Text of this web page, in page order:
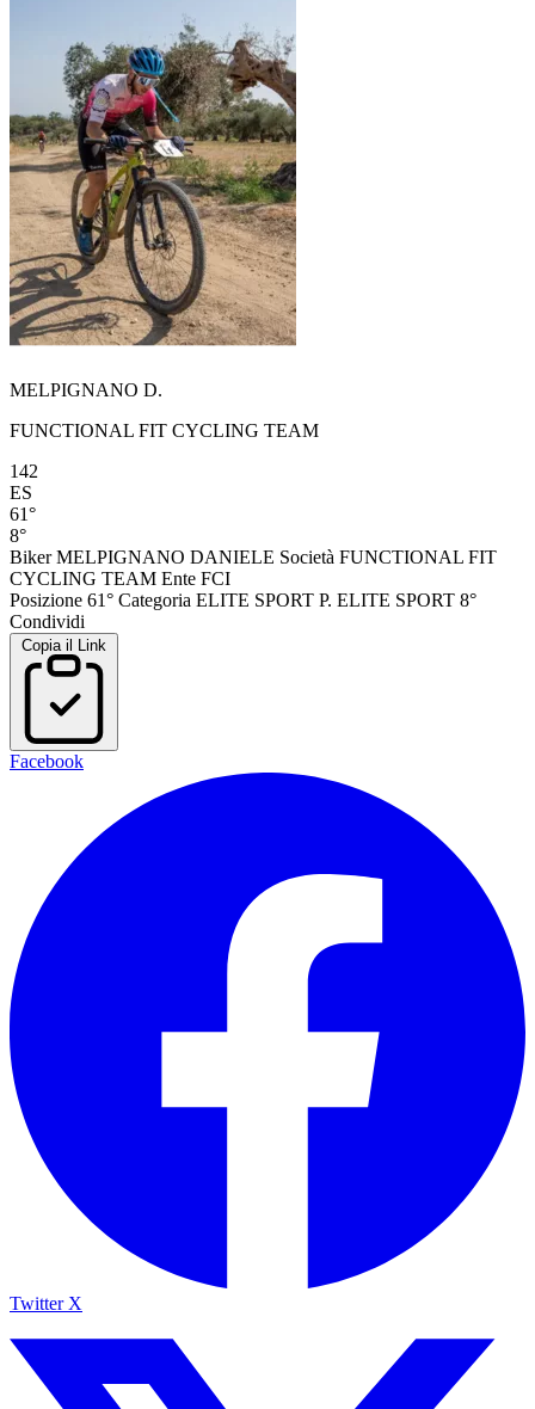
MELPIGNANO D.
FUNCTIONAL FIT CYCLING TEAM
142
ES
61°
8°
Biker MELPIGNANO DANIELE Società FUNCTIONAL FIT
CYCLING TEAM Ente FCI
Posizione 61° Categoria ELITE SPORT P. ELITE SPORT 8°
Condividi
Copia il Link
Facebook
Twitter X